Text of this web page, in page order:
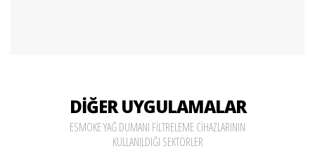
DİĞER UYGULAMALAR
ESMOKE YAĞ DUMANI FİLTRELEME CİHAZLARININ
KULLANILDIĞI SEKTÖRLER